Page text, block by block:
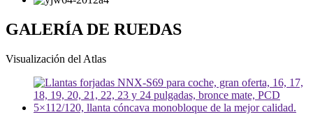
GALERÍA DE RUEDAS
Visualización del Atlas